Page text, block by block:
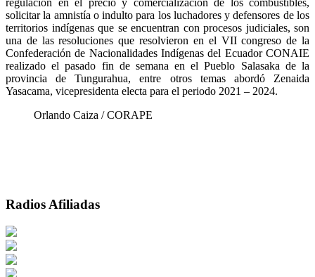
regulación en el precio y comercialización de los combustibles,
solicitar la amnistía o indulto para los luchadores y defensores de los
territorios indígenas que se encuentran con procesos judiciales, son
una de las resoluciones que resolvieron en el VII congreso de la
Confederación de Nacionalidades Indígenas del Ecuador CONAIE
realizado el pasado fin de semana en el Pueblo Salasaka de la
provincia de Tungurahua, entre otros temas abordó Zenaida
Yasacama, vicepresidenta electa para el periodo 2021 – 2024.
Orlando Caiza / CORAPE
Radios Afiliadas